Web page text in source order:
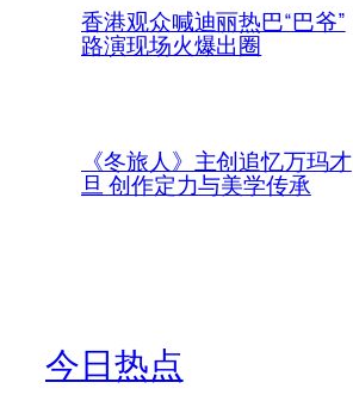
香港观众喊迪丽热巴“巴爷”
路演现场火爆出圈
《冬旅人》主创追忆万玛才
旦 创作定力与美学传承
今日热点